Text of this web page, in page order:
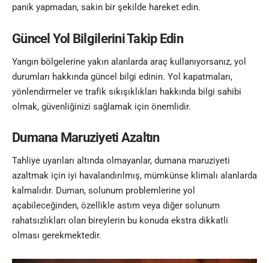
panik yapmadan, sakin bir şekilde hareket edin.
Güncel Yol Bilgilerini Takip Edin
Yangın bölgelerine yakın alanlarda araç kullanıyorsanız, yol
durumları hakkında güncel bilgi edinin. Yol kapatmaları,
yönlendirmeler ve trafik sıkışıklıkları hakkında bilgi sahibi
olmak, güvenliğinizi sağlamak için önemlidir.
Dumana Maruziyeti Azaltın
Tahliye uyarıları altında olmayanlar, dumana maruziyeti
azaltmak için iyi havalandırılmış, mümkünse klimalı alanlarda
kalmalıdır. Duman, solunum problemlerine yol
açabileceğinden, özellikle astım veya diğer solunum
rahatsızlıkları olan bireylerin bu konuda ekstra dikkatli
olması gerekmektedir.